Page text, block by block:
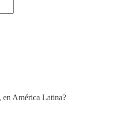
en América Latina?